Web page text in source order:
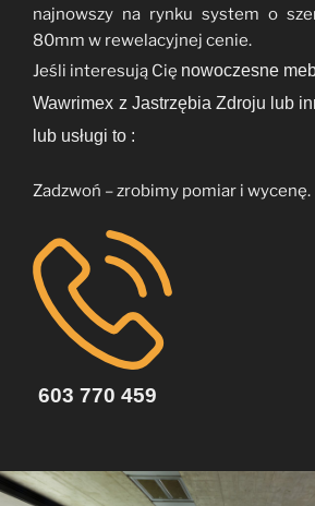
najnowszy na rynku system o
80mm w rewelacyjnej cenie.
Jeśli interesują Cię nowoczesne
Wawrimex z Jastrzębia Zdroju lub
lub usługi to :
Zadzwoń – zrobimy pomiar i wycenę.
603 770 459